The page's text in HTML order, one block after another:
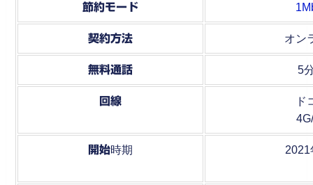
節約モード
契約方法 オン
無料通話 5
回線
ド
開始時期 2021